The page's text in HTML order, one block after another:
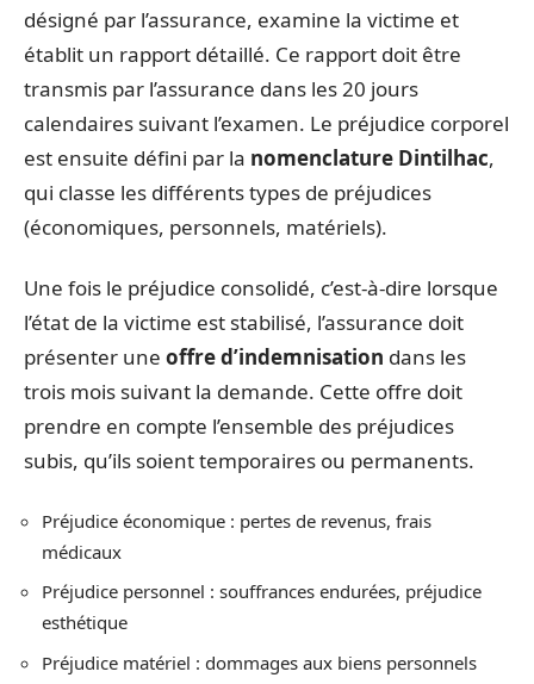
désigné par l’assurance, examine la victime et
établit un rapport détaillé. Ce rapport doit être
transmis par l’assurance dans les 20 jours
calendaires suivant l’examen. Le préjudice corporel
est ensuite défini par la nomenclature Dintilhac,
qui classe les différents types de préjudices
(économiques, personnels, matériels).
Une fois le préjudice consolidé, c’est-à-dire lorsque
l’état de la victime est stabilisé, l’assurance doit
présenter une offre d’indemnisation dans les
trois mois suivant la demande. Cette offre doit
prendre en compte l’ensemble des préjudices
subis, qu’ils soient temporaires ou permanents.
Préjudice économique : pertes de revenus, frais
médicaux
Préjudice personnel : souffrances endurées, préjudice
esthétique
Préjudice matériel : dommages aux biens personnels